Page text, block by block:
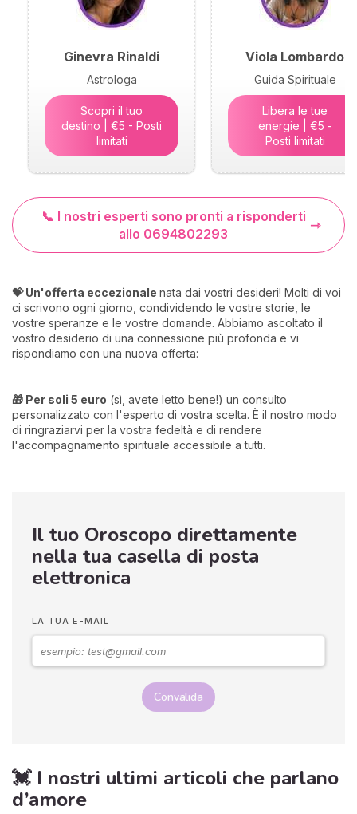
Ginevra Rinaldi
Astrologa
Scopri il tuo
destino | €5 - Posti
limitati
Viola Lombardo
Guida Spirituale
Libera le tue
energie | €5 -
Posti limitati
📞 I nostri esperti sono pronti a risponderti
allo 0694802293
💝 Un'offerta eccezionale nata dai vostri desideri! Molti di voi
ci scrivono ogni giorno, condividendo le vostre storie, le
vostre speranze e le vostre domande. Abbiamo ascoltato il
vostro desiderio di una connessione più profonda e vi
rispondiamo con una nuova offerta:
🎁 Per soli 5 euro (sì, avete letto bene!) un consulto
personalizzato con l'esperto di vostra scelta. È il nostro modo
di ringraziarvi per la vostra fedeltà e di rendere
l'accompagnamento spirituale accessibile a tutti.
Il tuo Oroscopo direttamente
nella tua casella di posta
elettronica
LA TUA E-MAIL
Convalida
💓 I nostri ultimi articoli che parlano
d’amore